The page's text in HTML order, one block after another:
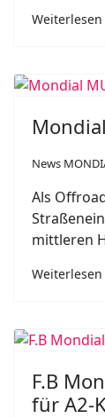
News
Als
mittleren
F.B
für A2-